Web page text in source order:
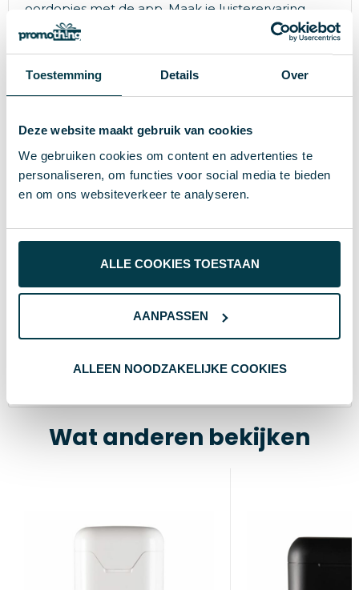
Toestemming Details Over
Deze website maakt gebruik van cookies
We gebruiken cookies om content en advertenties te
personaliseren, om functies voor social media te bieden
en om ons websiteverkeer te analyseren.
ALLE COOKIES TOESTAAN
AANPASSEN
ALLEEN NOODZAKELIJKE COOKIES
oordopjes met de app. Maak je luisterervaring
compleet!"
Specificaties
Merk Philips Audio
Artikelnummer 20411
7.6 cm
Breedte 4.2 cm
6.3 cm
Wat anderen bekijken